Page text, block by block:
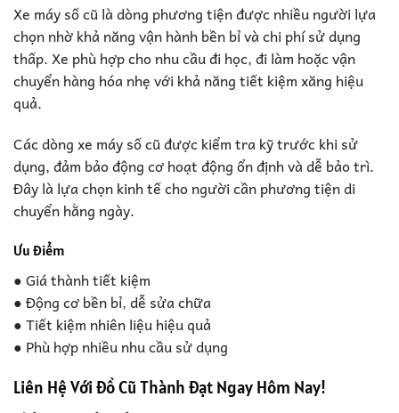
Xe máy số cũ là dòng phương tiện được nhiều người lựa
chọn nhờ khả năng vận hành bền bỉ và chi phí sử dụng
thấp. Xe phù hợp cho nhu cầu đi học, đi làm hoặc vận
chuyển hàng hóa nhẹ với khả năng tiết kiệm xăng hiệu
quả.
Các dòng xe máy số cũ được kiểm tra kỹ trước khi sử
dụng, đảm bảo động cơ hoạt động ổn định và dễ bảo trì.
Đây là lựa chọn kinh tế cho người cần phương tiện di
chuyển hằng ngày.
Ưu điểm
● Giá thành tiết kiệm
● Động cơ bền bỉ, dễ sửa chữa
● Tiết kiệm nhiên liệu hiệu quả
● Phù hợp nhiều nhu cầu sử dụng
Liên Hệ Với Đồ Cũ Thành Đạt Ngay Hôm Nay!